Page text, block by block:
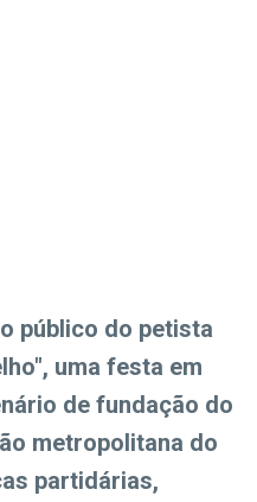
público do petista
uma festa em
de fundação do
metropolitana do
partidárias,